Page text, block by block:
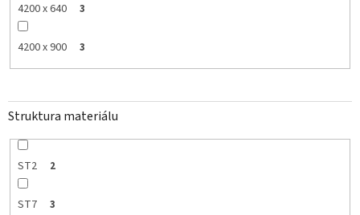
4200 x 640 3
4200 x 900 3
Struktura materiálu
ST2 2
ST7 3